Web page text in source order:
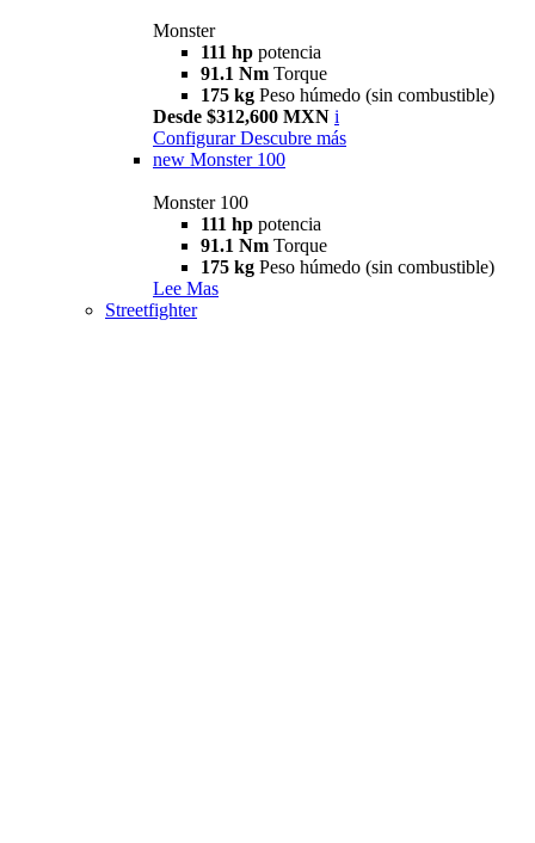
Monster
111 hp potencia
91.1 Nm Torque
175 kg Peso húmedo (sin combustible)
Desde $312,600 MXN i
Configurar Descubre más
new Monster 100
Monster 100
111 hp potencia
91.1 Nm Torque
175 kg Peso húmedo (sin combustible)
Lee Mas
Streetfighter